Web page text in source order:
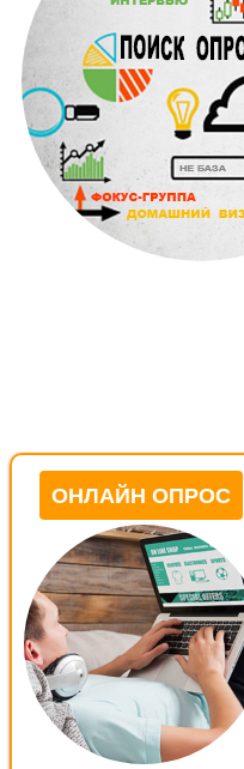
ОНЛАЙН ОПРОС